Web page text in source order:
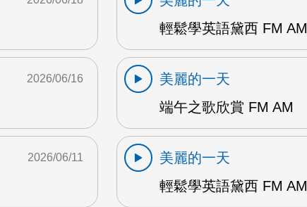
輕鬆學英語黛西 FM AM
2026/06/16
美麗的一天
端午之歌欣賞 FM AM
2026/06/11
美麗的一天
輕鬆學英語黛西 FM AM